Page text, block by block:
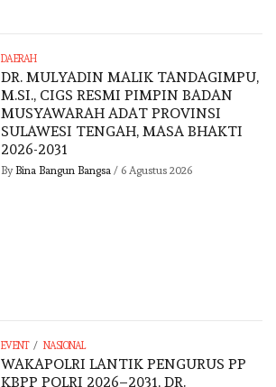
DAERAH
DR. MULYADIN MALIK TANDAGIMPU,
M.SI., CIGS RESMI PIMPIN BADAN
MUSYAWARAH ADAT PROVINSI
SULAWESI TENGAH, MASA BHAKTI
2026-2031
By Bina Bangun Bangsa/ 6 Agustus 2026
EVENT / NASIONAL
WAKAPOLRI LANTIK PENGURUS PP
KBPP POLRI 2026–2031, DR.